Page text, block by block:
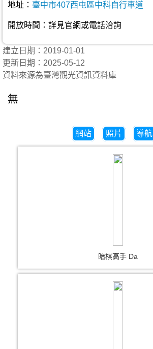
地址： 臺中市407西屯區中科自行車道
開放時間：詳見官網或電話洽詢
建立日期：2019-01-01
更新日期：2025-05-12
資料來源為臺灣觀光資訊資料庫
無
網站 照片 導航
暗棋高手 Da